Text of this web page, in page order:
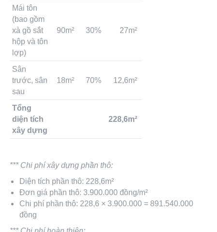
Mái tôn
(bao gồm
xà gồ sắt
hộp và tôn
lợp)
90m² 30% 27m²
Sân
trước, sân
sau
18m² 70% 12,6m²
Tổng
diện tích
xây dựng
228,6m²
*** Chi phí xây dựng phần thô:
Diện tích phần thô: 228,6m²
Đơn giá phần thô: 3.900.000 đồng/m²
Chi phí phần thô: 228,6 × 3.900.000 = 891.540.000
đồng